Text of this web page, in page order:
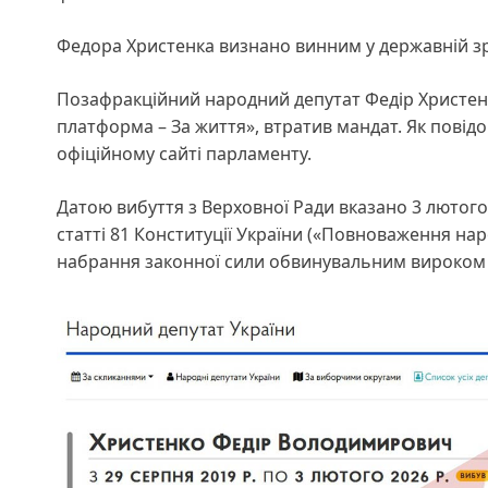
Федора Христенка визнано винним у державній
Позафракційний народний депутат Федір
платформа – За життя», втратив мандат. Як
офіційному сайті парламенту.
Датою вибуття з Верховної Ради вказано 3
статті 81 Конституції України («Повноваження
набрання законної сили обвинувальним